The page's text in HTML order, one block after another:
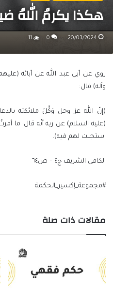
هكذا يكرمُ اللهُ
20/03/2024
0
11
روي عن أبي عبد الله عن أبائه
وآله) قال:
(إنّ الله عز وجل وَكَّلَ ملائكته
(عليه السلام) عن ربه أنّه قال: ما
استجبت لهم فيه).
الكافي الشريف ج٤ – ص٦٤
#مجموعة_إكسير_الحكمة
مقالات ذات صلة